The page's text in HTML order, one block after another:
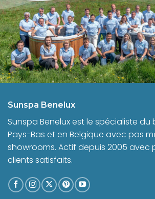
Sunspa Benelux
Sunspa Benelux est le spécialiste
Pays-Bas et en Belgique avec pas
showrooms. Actif depuis 2005 avec
clients satisfaits.